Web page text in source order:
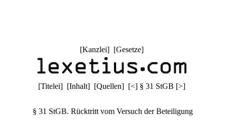
[Kanzlei] [Gesetze]
[Titelei] [Inhalt] [Quellen] [<] § 31 StGB [>]
§ 31 StGB. Rücktritt vom Versuch der Beteiligung